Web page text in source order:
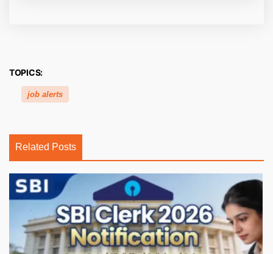
TOPICS:
job alerts
Related Posts